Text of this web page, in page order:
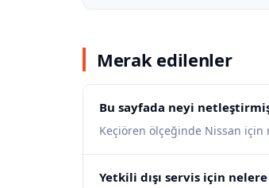
Merak edilenler
Bu sayfada neyi
Keçiören ölçeğinde Nissan için
Yetkili dışı servis için